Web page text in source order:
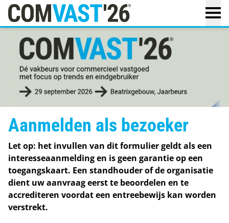
Home
Standhouders
Retailers
Over ons
Plattegrond
Aanmelden als bezoeker
Aanmelden als bezoeker
Let op: het invullen van dit formulier geldt als een
interesseaanmelding en is geen garantie op een
toegangskaart. Een standhouder of de organisatie
dient uw aanvraag eerst te beoordelen en te
accrediteren voordat een entreebewijs kan worden
verstrekt.